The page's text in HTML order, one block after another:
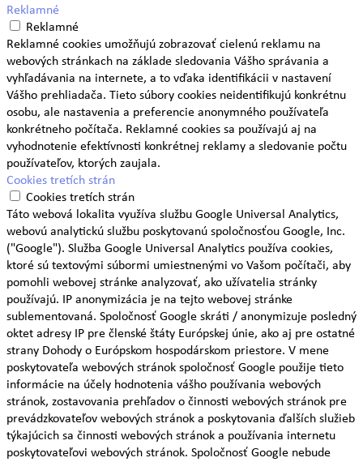
Reklamné
Reklamné
Reklamné cookies umožňujú zobrazovať cielenú reklamu na
webových stránkach na základe sledovania Vášho správania a
vyhľadávania na internete, a to vďaka identifikácii v nastavení
Vášho prehliadača. Tieto súbory cookies neidentifikujú konkrétnu
osobu, ale nastavenia a preferencie anonymného používateľa
konkrétneho počítača. Reklamné cookies sa používajú aj na
vyhodnotenie efektívnosti konkrétnej reklamy a sledovanie počtu
používateľov, ktorých zaujala.
Cookies tretích strán
Cookies tretích strán
Táto webová lokalita využíva službu Google Universal Analytics,
webovú analytickú službu poskytovanú spoločnosťou Google, Inc.
("Google"). Služba Google Universal Analytics používa cookies,
ktoré sú textovými súbormi umiestnenými vo Vašom počítači, aby
pomohli webovej stránke analyzovať, ako užívatelia stránky
používajú. IP anonymizácia je na tejto webovej stránke
sublementovaná. Spoločnosť Google skráti / anonymizuje posledný
oktet adresy IP pre členské štáty Európskej únie, ako aj pre ostatné
strany Dohody o Európskom hospodárskom priestore. V mene
poskytovateľa webových stránok spoločnosť Google použije tieto
informácie na účely hodnotenia vášho používania webových
stránok, zostavovania prehľadov o činnosti webových stránok pre
prevádzkovateľov webových stránok a poskytovania ďalších služieb
týkajúcich sa činnosti webových stránok a používania internetu
poskytovateľovi webových stránok. Spoločnosť Google nebude